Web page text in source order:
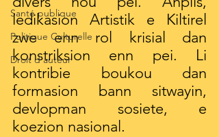
Santé publique
Politique Culturelle
Droit d'auteur
ledikasion Artistik e Kiltirel
zwe enn rol krisial dan
konstriksion enn pei. Li
kontribie boukou dan
formasion bann sitwayin,
devlopman sosiete, e
koezion nasional.